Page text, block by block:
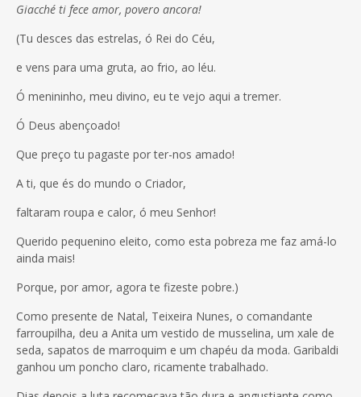
Giacché ti fece amor, povero ancora!
(Tu desces das estrelas, ó Rei do Céu,
e vens para uma gruta, ao frio, ao léu.
Ó menininho, meu divino, eu te vejo aqui a tremer.
Ó Deus abençoado!
Que preço tu pagaste por ter-nos amado!
A ti, que és do mundo o Criador,
faltaram roupa e calor, ó meu Senhor!
Querido pequenino eleito, como esta pobreza me faz amá-lo
ainda mais!
Porque, por amor, agora te fizeste pobre.)
Como presente de Natal, Teixeira Nunes, o comandante
farroupilha, deu a Anita um vestido de musselina, um xale de
seda, sapatos de marroquim e um chapéu da moda. Garibaldi
ganhou um poncho claro, ricamente trabalhado.